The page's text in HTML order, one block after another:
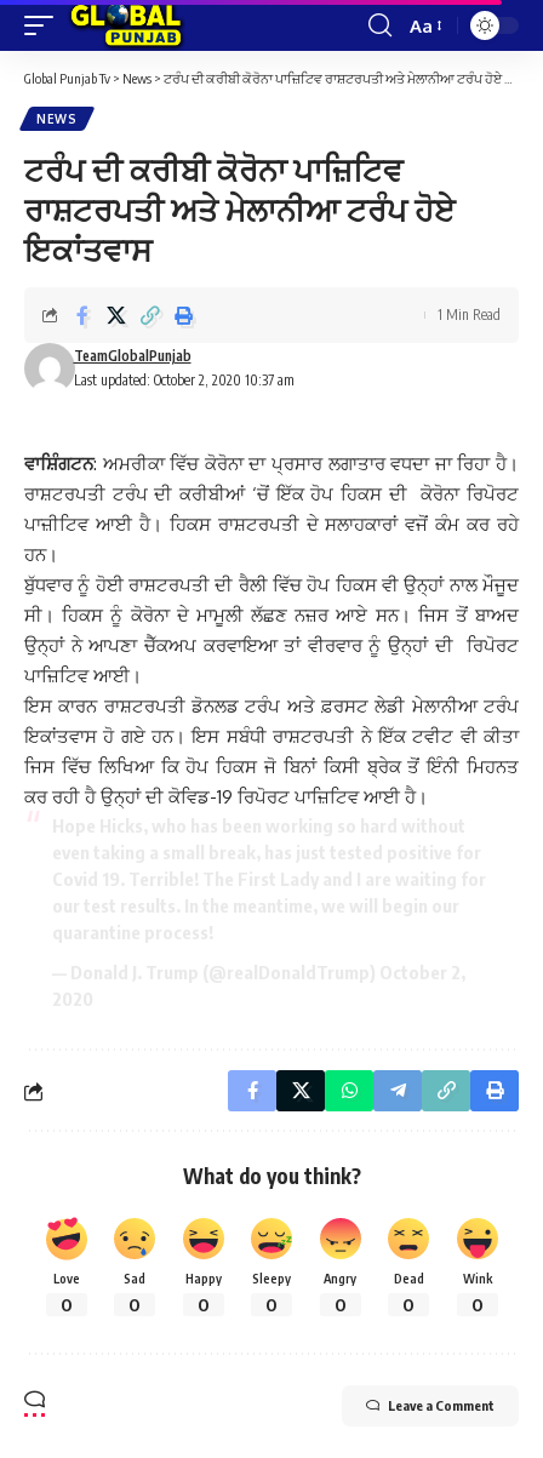
Font
Resizer
Aa
Global Punjab Tv > News > ਟਰੰਪ ਦੀ ਕਰੀਬੀ ਕੋਰੋਨਾ ਪਾਜ਼ਿਟਿਵ ਰਾਸ਼ਟਰਪਤੀ ਅਤੇ ਮੇਲਾਨੀਆ ਟਰੰਪ ਹੋਏ ਇਕਾਂਤਵਾਸ
NEWS
ਟਰੰਪ ਦੀ ਕਰੀਬੀ ਕੋਰੋਨਾ ਪਾਜ਼ਿਟਿਵ
ਰਾਸ਼ਟਰਪਤੀ ਅਤੇ ਮੇਲਾਨੀਆ ਟਰੰਪ ਹੋਏ
ਇਕਾਂਤਵਾਸ
Last updated: October 2, 2020 10:37 am
TeamGlobalPunjab
1 Min Read
ਵਾਸ਼ਿੰਗਟਨ: ਅਮਰੀਕਾ ਵਿੱਚ ਕੋਰੋਨਾ ਦਾ ਪ੍ਰਸਾਰ ਲਗਾਤਾਰ ਵਧਦਾ ਜਾ ਰਿਹਾ ਹੈ।
ਰਾਸ਼ਟਰਪਤੀ ਟਰੰਪ ਦੀ ਕਰੀਬੀਆਂ ‘ਚੋਂ ਇੱਕ ਹੋਪ ਹਿਕਸ ਦੀ ਕੋਰੋਨਾ ਰਿਪੋਰਟ
ਪਾਜ਼ੀਟਿਵ ਆਈ ਹੈ। ਹਿਕਸ ਰਾਸ਼ਟਰਪਤੀ ਦੇ ਸਲਾਹਕਾਰਾਂ ਵਜੋਂ ਕੰਮ ਕਰ ਰਹੇ
ਹਨ।
ਬੁੱਧਵਾਰ ਨੂੰ ਹੋਈ ਰਾਸ਼ਟਰਪਤੀ ਦੀ ਰੈਲੀ ਵਿੱਚ ਹੋਪ ਹਿਕਸ ਵੀ ਉਨ੍ਹਾਂ ਨਾਲ ਮੌਜੂਦ
ਸੀ। ਹਿਕਸ ਨੂੰ ਕੋਰੋਨਾ ਦੇ ਮਾਮੂਲੀ ਲੱਛਣ ਨਜ਼ਰ ਆਏ ਸਨ। ਜਿਸ ਤੋਂ ਬਾਅਦ
ਉਨ੍ਹਾਂ ਨੇ ਆਪਣਾ ਚੈੱਕਅਪ ਕਰਵਾਇਆ ਤਾਂ ਵੀਰਵਾਰ ਨੂੰ ਉਨ੍ਹਾਂ ਦੀ ਰਿਪੋਰਟ
ਪਾਜ਼ਿਟਿਵ ਆਈ।
ਇਸ ਕਾਰਨ ਰਾਸ਼ਟਰਪਤੀ ਡੋਨਲਡ ਟਰੰਪ ਅਤੇ ਫ਼ਰਸਟ ਲੇਡੀ ਮੇਲਾਨੀਆ ਟਰੰਪ
ਇਕਾਂਤਵਾਸ ਹੋ ਗਏ ਹਨ। ਇਸ ਸਬੰਧੀ ਰਾਸ਼ਟਰਪਤੀ ਨੇ ਇੱਕ ਟਵੀਟ ਵੀ ਕੀਤਾ
ਜਿਸ ਵਿੱਚ ਲਿਖਿਆ ਕਿ ਹੋਪ ਹਿਕਸ ਜੋ ਬਿਨਾਂ ਕਿਸੀ ਬ੍ਰੇਕ ਤੋਂ ਇੰਨੀ ਮਿਹਨਤ
ਕਰ ਰਹੀ ਹੈ ਉਨ੍ਹਾਂ ਦੀ ਕੋਵਿਡ-19 ਰਿਪੋਰਟ ਪਾਜ਼ਿਟਿਵ ਆਈ ਹੈ।
What do you think?
Love
0
Sad
0
Happy
0
Sleepy
0
Angry
0
Dead
0
Wink
0
Leave a Comment